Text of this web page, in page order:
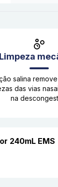
Limpeza
salina
das vias
na
240mL EMS